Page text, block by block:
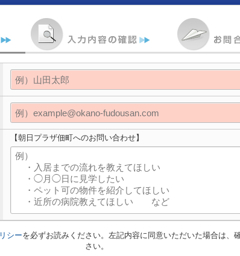
【朝日プラザ佃町へのお問い合わせ】
シーを必ずお読みください。左記内容に同意いただいた場合は、
さい。